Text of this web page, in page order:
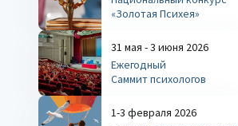
«Золотая Психея»
31 мая - 3 июня 2026
Ежегодный
Саммит психологов
1-3 февраля 2026